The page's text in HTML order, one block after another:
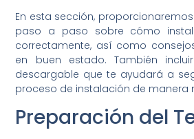
En esta sección,
paso a paso sobre cómo
correctamente, así como
en buen estado. También
descargable que te ayudará a
proceso de instalación de manera
Preparación del